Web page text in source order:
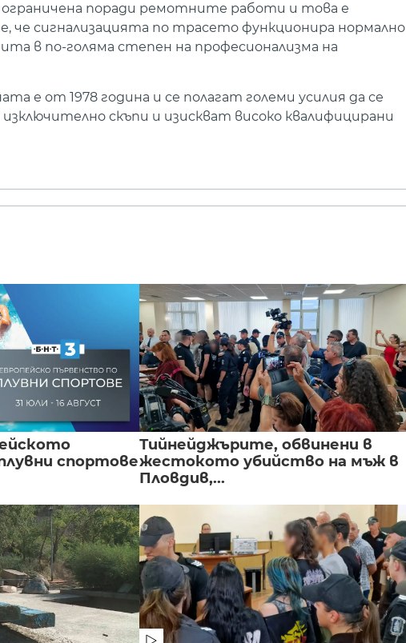
ограничена поради ремотните работи и това е
сигнализацията по трасето функционира нормално
в по-голяма степен на професионализма на
е от 1978 година и се полагат големи усилия да се
скъпи и изискват високо квалифицирани
спортове
Тийнейджърите, обвинени в
жестокото убийство на мъж в
Пловдив,...